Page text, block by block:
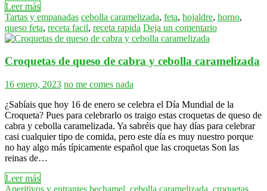
Leer más
Tartas y empanadas cebolla caramelizada, feta, hojaldre, horno,
queso feta, receta facil, receta rapida Deja un comentario
Croquetas de queso de cabra y cebolla caramelizada
16 enero, 2023 no me comes nada
¿Sabíais que hoy 16 de enero se celebra el Día Mundial de la
Croqueta? Pues para celebrarlo os traigo estas croquetas de queso de
cabra y cebolla caramelizada. Ya sabréis que hay días para celebrar
casi cualquier tipo de comida, pero este día es muy nuestro porque
no hay algo más típicamente español que las croquetas Son las
reinas de…
Leer más
Aperitivos y entrantes bechamel, cebolla caramelizada, croquetas,